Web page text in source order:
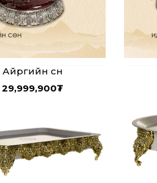
Айргийн сөн
29,999,900₮